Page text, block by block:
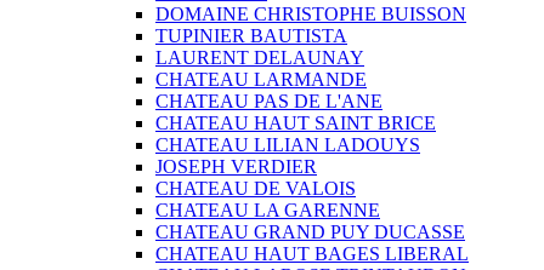
DOMAINE CHRISTOPHE BUISSON
TUPINIER BAUTISTA
LAURENT DELAUNAY
CHATEAU LARMANDE
CHATEAU PAS DE L'ANE
CHATEAU HAUT SAINT BRICE
CHATEAU LILIAN LADOUYS
JOSEPH VERDIER
CHATEAU DE VALOIS
CHATEAU LA GARENNE
CHATEAU GRAND PUY DUCASSE
CHATEAU HAUT BAGES LIBERAL